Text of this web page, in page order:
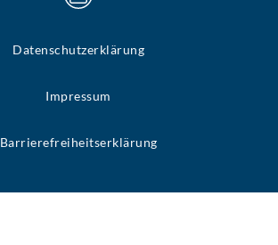
Datenschutzerklärung
Impressum
Barrierefreiheitserklärung